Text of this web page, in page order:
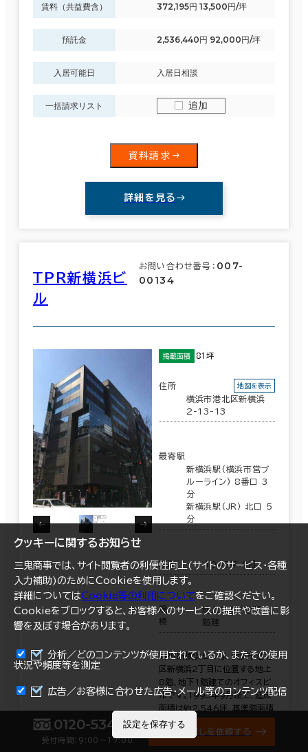
賃料（共益費含） 372,195円 13,500円/坪
預託金 2,536,440円 92,000円/坪
入居可能日 入居日相談
一括請求リスト 追加
資料請求
詳細を見る
ＴＰＲ新横浜ビ
ル
お問い合わせ番号： 007-
00134
掲載面積 81坪
住所
横浜市港北区新横浜
2-13-13
地図を表示
最寄駅
新横浜駅(横浜市営ブ
ルーライン) 8番口 3
分
新横浜駅(JR) 北口 5
分
竣工 1993年 9月
規
模
地上8階／地下1
階建
ＴＰＲ新横浜ビルは、横浜市港北
区新横浜2丁目に位置する地上
8階、地下1階建てのオフィスビ
ルです。1993年9月竣工、延床
面積は約2,546坪、基準階面積
は約215坪の規模を有します。
地下鉄ブルーライン
詳細を見る
まとめて資料請求
0120-534-011
受付時間：9:00〜17:00
オフィス探しを依頼する
クッキーに関するお知らせ
三鬼商事では、サイト閲覧者の利便性向上(サイトのサービス・各種
入力補助)のためにCookieを使用します。
詳細についてはCookie等の利用についてをご確認ください。
Cookieをブロックすると、お客様へのサービスの提供や改善に影
響を及ぼす場合があります。
分析／どのコンテンツが使用されているか、またその使用
状況や頻度等を測定
広告／お客様に合わせた広告・メール等のコンテンツ配信
設定を保存する